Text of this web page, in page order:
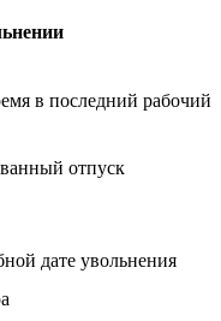
в последний рабочий
отпуск
дате увольнения